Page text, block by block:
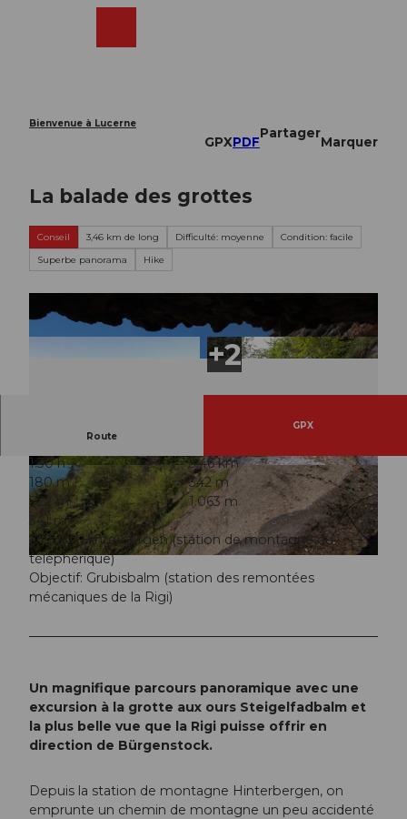
Bienvenue à Lucerne
GPXPDF
Partager
Marquer
La balade des grottes
Conseil 3,46 km de long Difficulté: moyenne
Condition: facile
Superbe panorama
Hike
© Gäste-Service Rigi, Gäste-Service Rigi, BENUTZER1
© Gäste-Service Rigi, RIGI BAHNEN AG |
CC-BY-SA
© Gäste-Service Rigi, RIGI BAHNEN AG |
CC-BY-SA
Route
GPX
1:30 h
3,46 km
180 m
342 m
722 m
1.063 m
341 m
Départ: Hinterbergen (station de montagne du
téléphérique)
Objectif: Grubisbalm (station des remontées
mécaniques de la Rigi)
Un magnifique parcours panoramique avec une
excursion à la grotte aux ours Steigelfadbalm et
la plus belle vue que la Rigi puisse offrir en
direction de Bürgenstock.
Depuis la station de montagne Hinterbergen, on
emprunte un chemin de montagne un peu accidenté